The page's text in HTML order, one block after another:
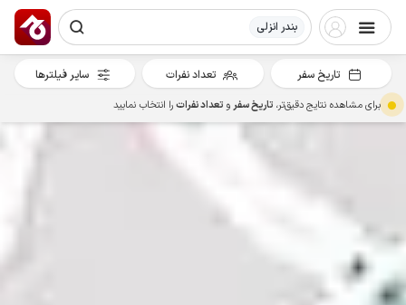
بندر انزلی
تاریخ سفر تعداد نفرات سایر فیلترها
برای مشاهده نتایج دقیق‌تر، تاریخ سفرو تعداد نفراترا انتخاب نمایید